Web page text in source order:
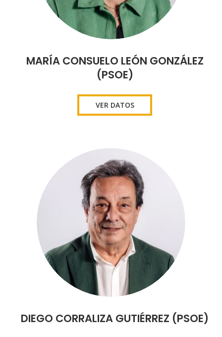
MARÍA CONSUELO LEÓN GONZÁLEZ
(PSOE)
VER DATOS
DIEGO CORRALIZA GUTIÉRREZ (PSOE)